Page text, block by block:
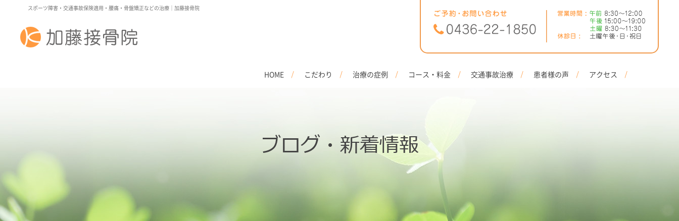
スポーツ障害・交通事故保険適用・腰痛・骨盤矯正などの治療｜加藤接骨院
HOME こだわり 治療の症例 コース・料金 交通事故治療 患者様の声 アクセス